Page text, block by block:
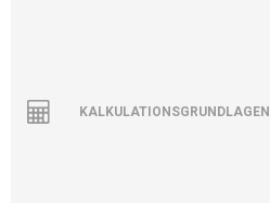
KALKULATIONSGRUNDLAGEN